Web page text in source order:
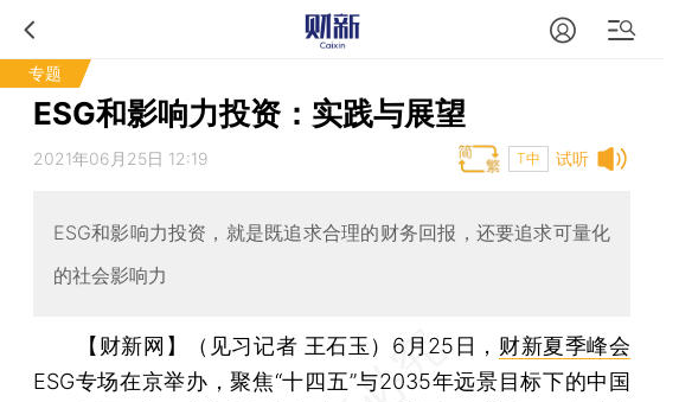
专题
ESG和影响力投资：实践与展望
试听
2021年06月25日 12:19 T中
ESG和影响力投资，就是既追求合理的财务回报，还要追求可量化
的社会影响力
【财新网】（见习记者 王石玉） 6月25日， 财新夏季峰会
ESG专场在京举办，聚焦“十四五”与2035年远景目标下的中国